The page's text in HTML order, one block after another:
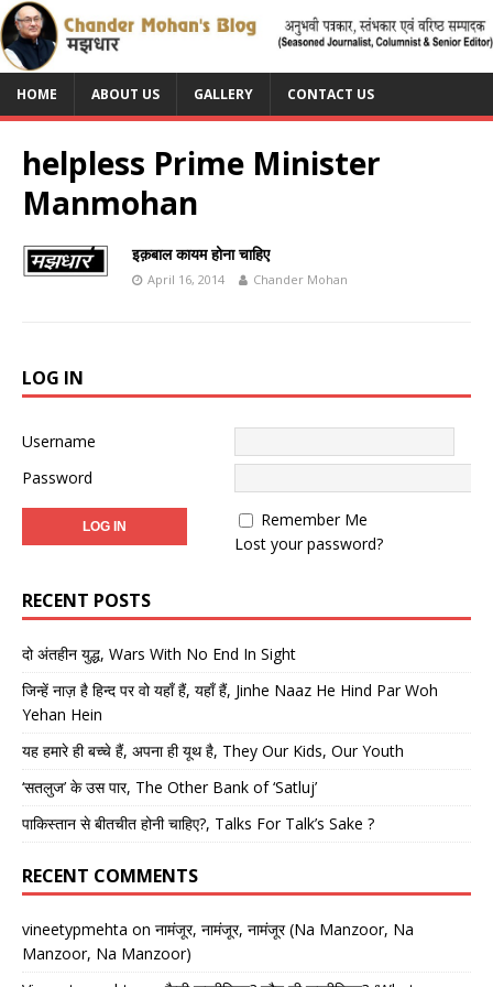
HOME ABOUT US GALLERY CONTACT US
helpless Prime Minister
Manmohan
इक़बाल कायम होना चाहिए
April 16, 2014 Chander Mohan
LOG IN
Username
Password
Remember Me
Lost your password?
RECENT POSTS
दो अंतहीन युद्ध, Wars With No End In Sight
जिन्हें नाज़ है हिन्द पर वो यहाँ हैं, यहाँ हैं, Jinhe Naaz He Hind Par Woh
Yehan Hein
यह हमारे ही बच्चे हैं, अपना ही यूथ है, They Our Kids, Our Youth
‘सतलुज’ के उस पार, The Other Bank of ‘Satluj’
पाकिस्तान से बीतचीत होनी चाहिए?, Talks For Talk’s Sake ?
RECENT COMMENTS
vineetypmehta on नामंजूर, नामंजूर, नामंजूर (Na Manzoor, Na
Manzoor, Na Manzoor)